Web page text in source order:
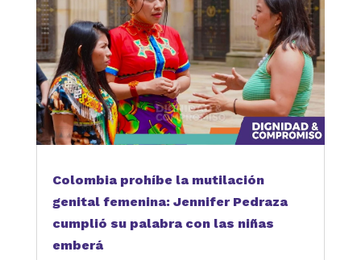
Colombia prohíbe la mutilación
genital femenina: Jennifer Pedraza
cumplió su palabra con las niñas
emberá